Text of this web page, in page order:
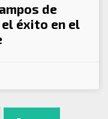
de
éxito en el